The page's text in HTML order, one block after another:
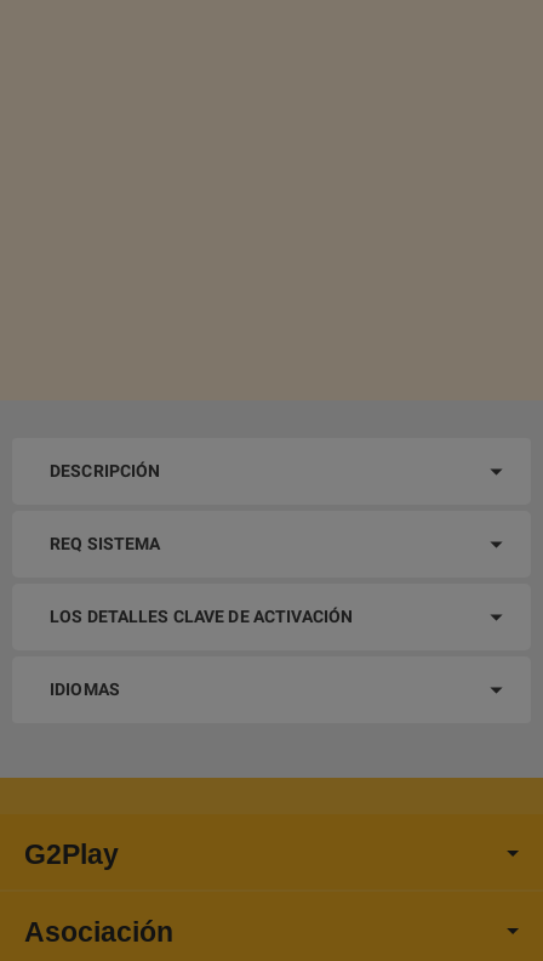
DESCRIPCIÓN
REQ SISTEMA
LOS DETALLES CLAVE DE ACTIVACIÓN
IDIOMAS
G2Play
Asociación